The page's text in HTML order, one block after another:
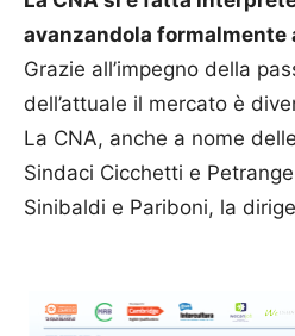
avanzandola formalmente
Grazie all’impegno della
dell’attuale il mercato è
La CNA, anche a nome
Sindaci Cicchetti e
Sinibaldi e Pariboni, la